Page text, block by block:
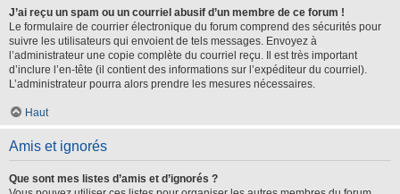
J’ai reçu un spam ou un courriel abusif d’un membre de ce forum !
Le formulaire de courrier électronique du forum comprend des sécurités pour
suivre les utilisateurs qui envoient de tels messages. Envoyez à
l’administrateur une copie complète du courriel reçu. Il est très important
d’inclure l’en-tête (il contient des informations sur l’expéditeur du courriel).
L’administrateur pourra alors prendre les mesures nécessaires.
Haut
Amis et ignorés
Que sont mes listes d’amis et d’ignorés ?